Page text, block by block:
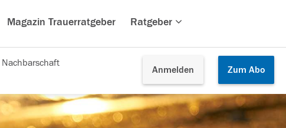
Magazin Trauerratgeber Ratgeber
Anmelden Zum Abo
Nachbarschaft